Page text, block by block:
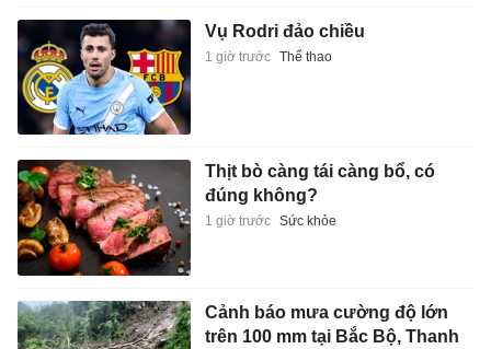
Vụ Rodri đảo chiều
1 giờ trước Thể thao
Thịt bò càng tái càng bổ, có
đúng không?
1 giờ trước Sức khỏe
Cảnh báo mưa cường độ lớn
trên 100 mm tại Bắc Bộ, Thanh